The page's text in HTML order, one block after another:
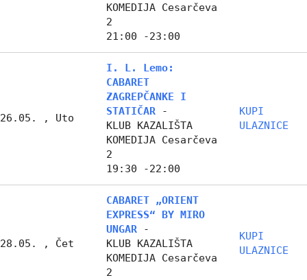
KOMEDIJA Cesarčeva
2
21:00 -23:00
26.05. , Uto
I. L. Lemo:
CABARET
ZAGREPČANKE I
STATIČAR -
KLUB KAZALIŠTA
KOMEDIJA Cesarčeva
2
19:30 -22:00
KUPI
ULAZNICE
28.05. , Čet
CABARET „ORIENT
EXPRESS“ BY MIRO
UNGAR -
KLUB KAZALIŠTA
KOMEDIJA Cesarčeva
2
KUPI
ULAZNICE